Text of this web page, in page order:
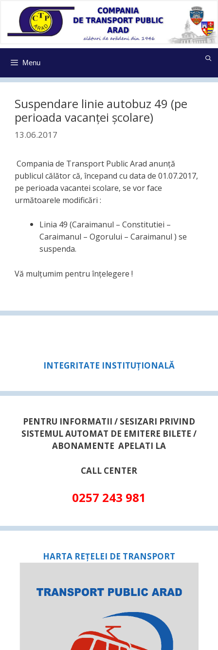
conținut
Menu
Suspendare linie autobuz 49 (pe
perioada vacanței școlare)
13.06.2017
Compania de Transport Public Arad anunţă
publicul călător că, începand cu data de 01.07.2017,
pe perioada vacantei scolare, se vor face
următoarele modificări :
Linia 49 (Caraimanul – Constitutiei –
Caraimanul – Ogorului – Caraimanul ) se
suspenda.
Vă mulţumim pentru înţelegere !
INTEGRITATE INSTITUȚIONALĂ
PENTRU INFORMATII / SESIZARI PRIVIND
SISTEMUL AUTOMAT DE EMITERE BILETE /
ABONAMENTE APELATI LA
CALL CENTER
0257 243 981
HARTA REȚELEI DE TRANSPORT